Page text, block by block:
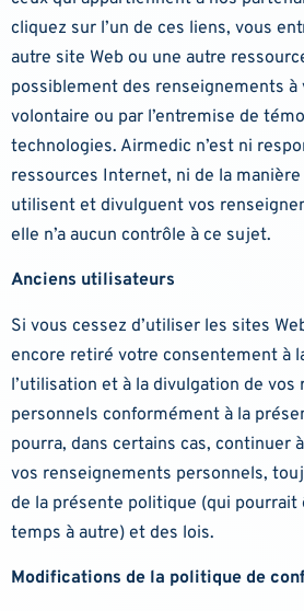
cliquez sur l’un de ces liens, vous
autre site Web ou une autre
possiblement des renseignements
volontaire ou par l’entremise de
technologies. Airmedic n’est ni
ressources Internet, ni de la
utilisent et divulguent vos
elle n’a aucun contrôle à ce sujet.
Anciens utilisateurs
Si vous cessez d’utiliser les sites
encore retiré votre consentement à
l’utilisation et à la divulgation de
personnels conformément à la
pourra, dans certains cas, continuer
vos renseignements personnels,
de la présente politique (qui pourrait
temps à autre) et des lois.
Modifications de la politique de